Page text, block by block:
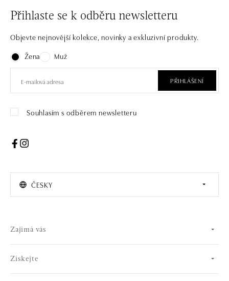
Přihlaste se k odběru newsletteru
Objevte nejnovější kolekce, novinky a exkluzivní produkty.
Žena
Muž
PŘIHLÁŠENÍ
Souhlasím s odběrem newsletteru
ČESKY
Zajímá vás
Získejte